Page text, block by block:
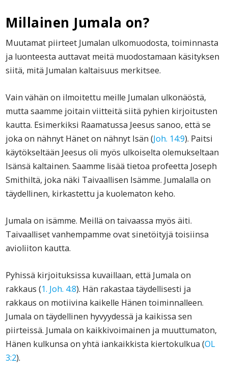
Millainen Jumala on?
Muutamat piirteet Jumalan ulkomuodosta, toiminnasta
ja luonteesta auttavat meitä muodostamaan käsityksen
siitä, mitä Jumalan kaltaisuus merkitsee.
Vain vähän on ilmoitettu meille Jumalan ulkonäöstä,
mutta saamme joitain viitteitä siitä pyhien kirjoitusten
kautta. Esimerkiksi Raamatussa Jeesus sanoo, että se
joka on nähnyt Hänet on nähnyt Isän (Joh. 14:9). Paitsi
käytökseltään Jeesus oli myös ulkoiselta olemukseltaan
Isänsä kaltainen. Saamme lisää tietoa profeetta Joseph
Smithiltä, joka näki Taivaallisen Isämme. Jumalalla on
täydellinen, kirkastettu ja kuolematon keho.
Jumala on isämme. Meillä on taivaassa myös äiti.
Taivaalliset vanhempamme ovat sinetöityjä toisiinsa
avioliiton kautta.
Pyhissä kirjoituksissa kuvaillaan, että Jumala on
rakkaus (1. Joh. 4:8). Hän rakastaa täydellisesti ja
rakkaus on motiivina kaikelle Hänen toiminnalleen.
Jumala on täydellinen hyvyydessä ja kaikissa sen
piirteissä. Jumala on kaikkivoimainen ja muuttumaton,
Hänen kulkunsa on yhtä iankaikkista kiertokulkua (OL
3:2).